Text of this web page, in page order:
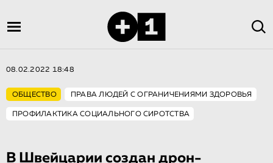
08.02.2022 18:48
ОБЩЕСТВО ПРАВА ЛЮДЕЙ С ОГРАНИЧЕНИЯМИ ЗДОРОВЬЯ
ПРОФИЛАКТИКА СОЦИАЛЬНОГО СИРОТСТВА
В Швейцарии создан дрон-